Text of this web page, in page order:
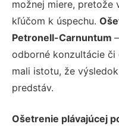
možnej miere, pretože
kľúčom k úspechu.
Petronell-Carnuntum
odborné konzultácie
mali istotu, že
predstáv.
Ošetrenie plávajúcej